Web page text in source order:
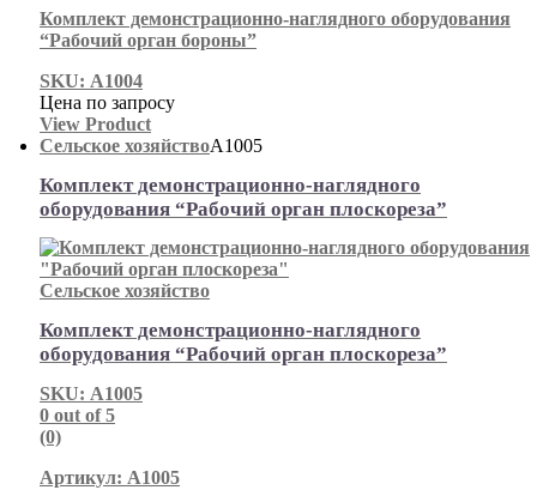
Комплект демонстрационно-наглядного оборудования
“Рабочий орган бороны”
SKU: А1004
Цена по запросу
View Product
Сельское хозяйствоА1005
Комплект демонстрационно-наглядного
оборудования “Рабочий орган плоскореза”
Сельское хозяйство
Комплект демонстрационно-наглядного
оборудования “Рабочий орган плоскореза”
SKU: А1005
0 out of 5
(0)
Артикул: А1005